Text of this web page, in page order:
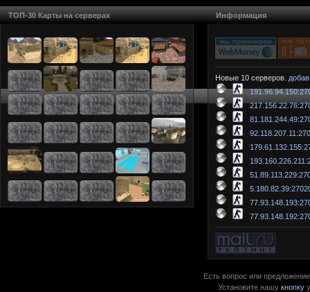
ТОП-30 Карты на серверах Информация
Новые 10 серверов.
Есть вопрос или
Установите нашукнопку